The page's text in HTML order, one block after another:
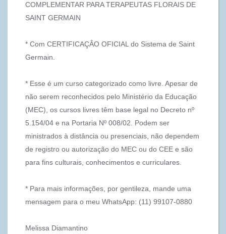
COMPLEMENTAR PARA TERAPEUTAS FLORAIS DE
SAINT GERMAIN
* Com CERTIFICAÇÂO OFICIAL do Sistema de Saint
Germain.
* Esse é um curso categorizado como livre. Apesar de
não serem reconhecidos pelo Ministério da Educação
(MEC), os cursos livres têm base legal no Decreto nº
5.154/04 e na Portaria Nº 008/02. Podem ser
ministrados à distância ou presenciais, não dependem
de registro ou autorização do MEC ou do CEE e são
para fins culturais, conhecimentos e curriculares.
* Para mais informações, por gentileza, mande uma
mensagem para o meu WhatsApp: (11) 99107-0880
Melissa Diamantino